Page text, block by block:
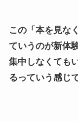
この「本を見な
ていうのが新体
集中しなくても
るっていう感じ